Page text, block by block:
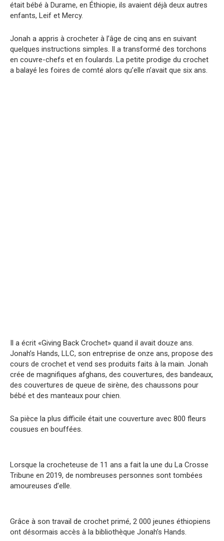
était bébé à Durame, en Éthiopie, ils avaient déjà deux autres
enfants, Leif et Mercy.
Jonah a appris à crocheter à l’âge de cinq ans en suivant
quelques instructions simples. Il a transformé des torchons
en couvre-chefs et en foulards. La petite prodige du crochet
a balayé les foires de comté alors qu’elle n’avait que six ans.
Il a écrit «Giving Back Crochet» quand il avait douze ans.
Jonah’s Hands, LLC, son entreprise de onze ans, propose des
cours de crochet et vend ses produits faits à la main. Jonah
crée de magnifiques afghans, des couvertures, des bandeaux,
des couvertures de queue de sirène, des chaussons pour
bébé et des manteaux pour chien.
Sa pièce la plus difficile était une couverture avec 800 fleurs
cousues en bouffées.
Lorsque la crocheteuse de 11 ans a fait la une du La Crosse
Tribune en 2019, de nombreuses personnes sont tombées
amoureuses d’elle.
Grâce à son travail de crochet primé, 2 000 jeunes éthiopiens
ont désormais accès à la bibliothèque Jonah’s Hands.